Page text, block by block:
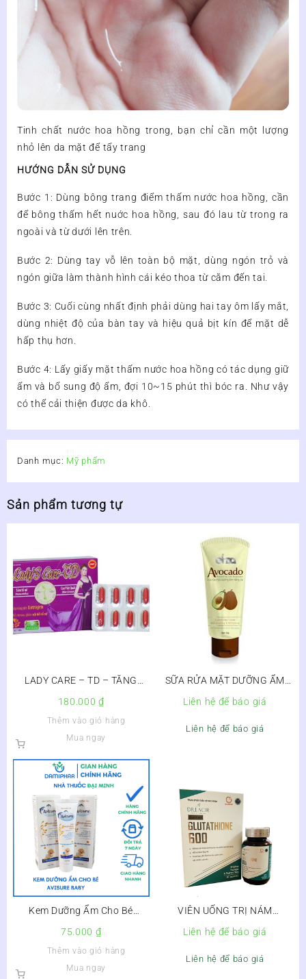
Tinh chất nước hoa hồng trong, bạn chỉ cần một lượng
nhỏ lên da mặt để tẩy trang
HƯỚNG DẪN SỬ DỤNG
Bước 1: Dùng bông trang điểm thấm nước hoa hồng, cần
để bông thấm hết nuớc hoa hồng, sau đó lau từ trong ra
ngoài và từ dưới lên trên.
Bước 2: Dùng tay vỗ lên toàn bộ mặt, dùng ngón trỏ và
ngón giữa làm thành hình cái kéo thoa từ cằm đến tai.
Bước 3: Cuối cùng nhất định phải dùng hai tay ôm lấy mắt,
dùng nhiệt độ của bàn tay và hiệu quả bịt kín để mặt dễ
hấp thụ hơn.
Bước 4: Lấy giấy mặt thấm nước hoa hồng có tác dụng giữ
ẩm và bổ sung độ ẩm, đợi 10~15 phút thì bóc ra. Như vậy
có thể cải thiện được da khô.
Danh mục: Mỹ phẩm
Sản phẩm tương tự
LADY CARE – TD – TĂNG
180.000₫
Thêm vào giỏ hàng
Mua ngay
SỮA RỬA MẶT DƯỠNG ẨM
TRẮNG DA TINH CHẤT BƠ
AVOCADO BẠCH ELIZA
Liên hệ để báo giá
Liên hệ để báo giá
Kem Dưỡng Ẩm Cho Bé
75.000 ₫
Thêm vào giỏ hàng
Mua ngay
VIÊN UỐNG TRỊ NÁM
DR.LACIR GLUTATHIONE 600
Liên hệ để báo giá
Liên hệ để báo giá